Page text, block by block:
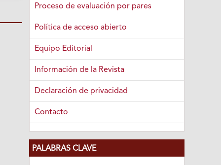
Proceso de evaluación por pares
Política de acceso abierto
Equipo Editorial
Información de la Revista
Declaración de privacidad
Contacto
PALABRAS CLAVE